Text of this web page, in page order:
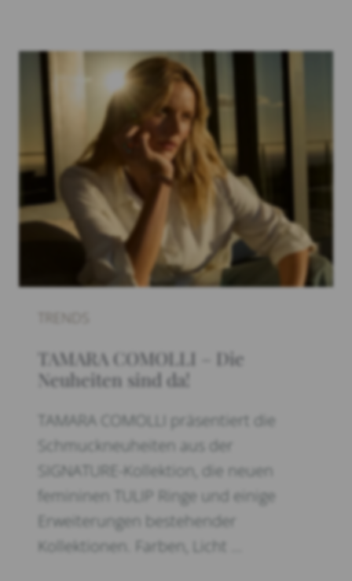
TAMARA COMOLLI – Die
Neuheiten sind da!
TAMARA COMOLLI präsentiert die
Schmuckneuheiten aus der
SIGNATURE-Kollektion, die neuen
femininen TULIP Ringe und einige
Erweiterungen bestehender
Kollektionen. Farben, Licht …